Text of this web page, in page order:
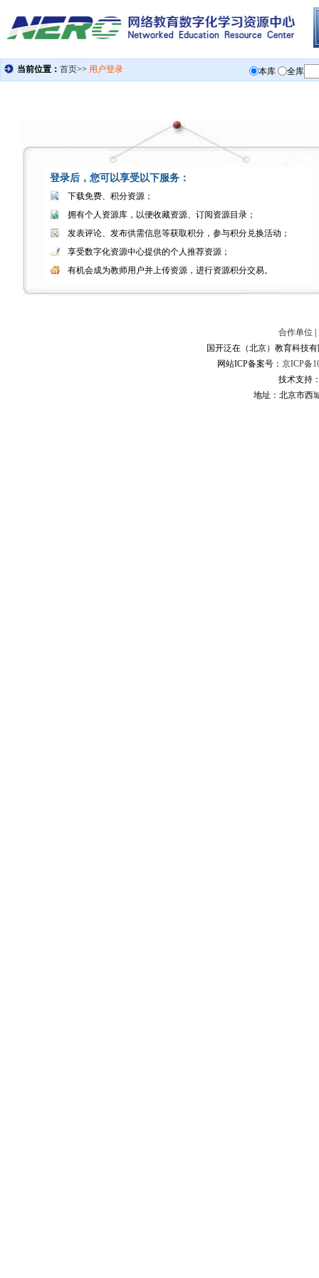
登录后，您可以享受以下服务：
下载免费、积分资源；
拥有个人资源库，以便收藏资源、订阅资源目录；
发表评论、发布供需信息等获取积分，参与积分兑换活动；
享受数字化资源中心提供的个人推荐资源；
有机会成为教师用户并上传资源，进行资源积分交易。